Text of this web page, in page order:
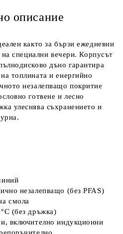
описание
както за бързи ежедневни
на специални вечери. Корпусът
дъно гарантира
топлината и енергийно
незалепващо покритие
готвене и лесно
улеснява съхранението и
незалепващо (без PFAS)
смола
(без дръжка)
включително индукционни